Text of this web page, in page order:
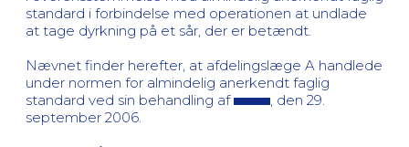
standard i forbindelse med operationen at undlade
at tage dyrkning på et sår, der er betændt.
Nævnet finder herefter, at afdelingslæge A handlede
under normen for almindelig anerkendt faglig
standard ved sin behandling af
, den 29.
september 2006.